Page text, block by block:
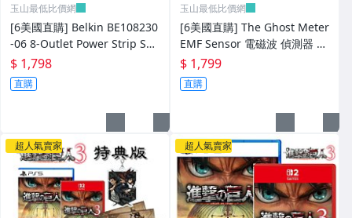
玉山最低比價網
[6美國直購] Belkin BE108230
-06 8-Outlet Power Strip Sur
ge Protector 6ft w/ Coaxial P
$ 1,798
直購
玉山最低比價網
[6美國直購] The Ghost Meter
EMF Sensor 電磁波 偵測器 Tr
ansparent
$ 1,799
直購
超人氣賣家 超人氣賣家